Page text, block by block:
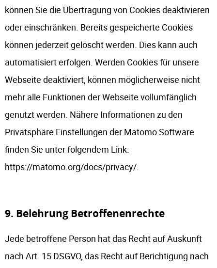
können Sie die Übertragung von Cookies deaktivieren
oder einschränken. Bereits gespeicherte Cookies
können jederzeit gelöscht werden. Dies kann auch
automatisiert erfolgen. Werden Cookies für unsere
Webseite deaktiviert, können möglicherweise nicht
mehr alle Funktionen der Webseite vollumfänglich
genutzt werden. Nähere Informationen zu den
Privatsphäre Einstellungen der Matomo Software
finden Sie unter folgendem Link:
https://matomo.org/docs/privacy/.
9. Belehrung Betroffenenrechte
Jede betroffene Person hat das Recht auf Auskunft
nach Art. 15 DSGVO, das Recht auf Berichtigung nach